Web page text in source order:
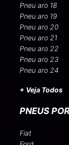
Pneu aro 18
Pneu aro 19
Pneu aro 20
Pneu aro 21
Pneu aro 22
Pneu aro 23
Pneu aro 24
+ Veja Todos
PNEUS
Fiat